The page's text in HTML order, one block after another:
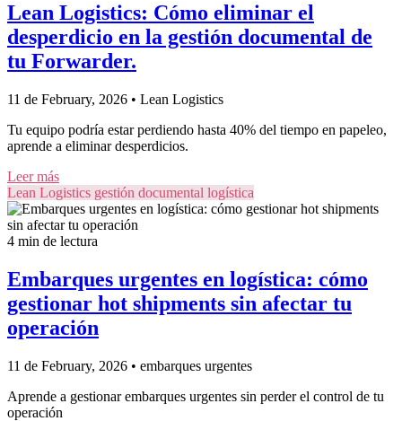
Lean Logistics: Cómo eliminar el
desperdicio en la gestión documental de
tu Forwarder.
11 de February, 2026 • Lean Logistics
Tu equipo podría estar perdiendo hasta 40% del tiempo en papeleo,
aprende a eliminar desperdicios.
Leer más
Lean Logistics gestión documental logística
4 min de lectura
Embarques urgentes en logística: cómo
gestionar hot shipments sin afectar tu
operación
11 de February, 2026 • embarques urgentes
Aprende a gestionar embarques urgentes sin perder el control de tu
operación